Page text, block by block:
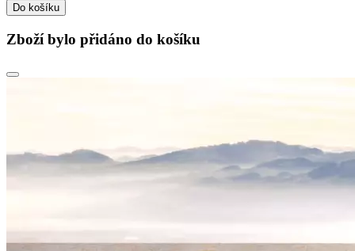
Do košíku
Zboží bylo přidáno do košíku